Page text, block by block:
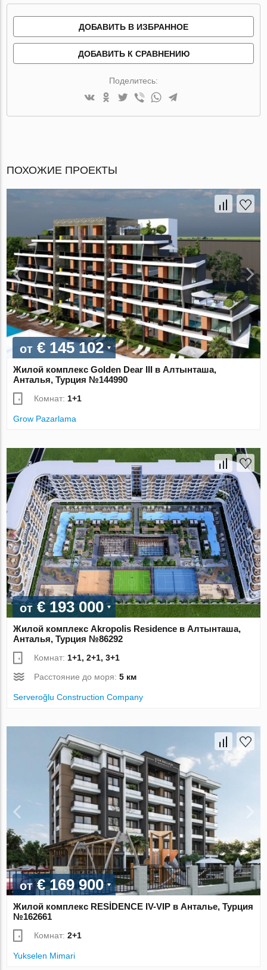
ДОБАВИТЬ В ИЗБРАННОЕ
ДОБАВИТЬ К СРАВНЕНИЮ
Поделитесь:
ПОХОЖИЕ ПРОЕКТЫ
от € 145 102
Жилой комплекс Golden Dear III в Алтынташа,
Анталья, Турция №144990
Комнат: 1+1
Grow Pazarlama
от€ 193 000
Жилой комплекс Akropolis Residence в Алтынташа,
Анталья, Турция №86292
Комнат: 1+1, 2+1, 3+1
Расстояние до моря:5 км
Serveroğlu Construction Company
от€ 169 900
Жилой комплекс RESİDENCE IV-VIP в Анталье, Турция
№162661
Комнат:2+1
Yukselen Mimari